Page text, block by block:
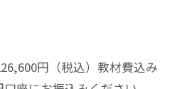
円（税込）教材費込み